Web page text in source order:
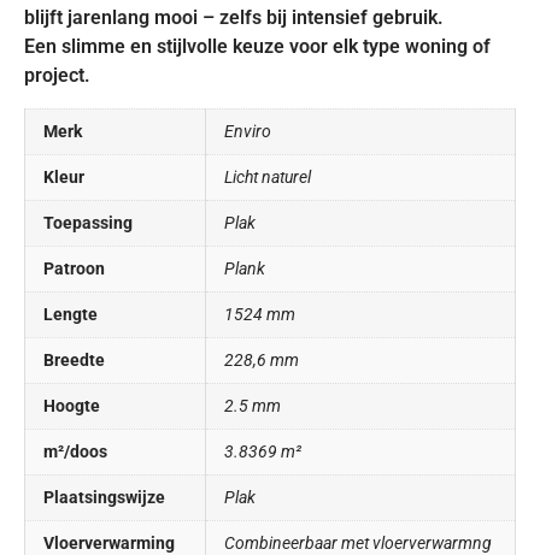
blijft jarenlang mooi – zelfs bij intensief gebruik.
Een slimme en stijlvolle keuze voor elk type woning of
project.
Merk Enviro
Kleur Licht naturel
Toepassing Plak
Patroon Plank
Lengte 1524 mm
Breedte 228,6 mm
Hoogte 2.5 mm
m²/doos 3.8369 m²
Plaatsingswijze Plak
Vloerverwarming Combineerbaar met vloerverwarmng